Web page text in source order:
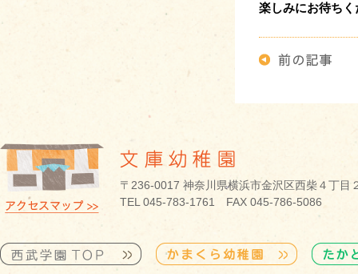
楽しみにお待ち
〒236-0017 神奈川県横浜市金沢区西柴４丁
TEL 045-783-1761 FAX 045-786-5086